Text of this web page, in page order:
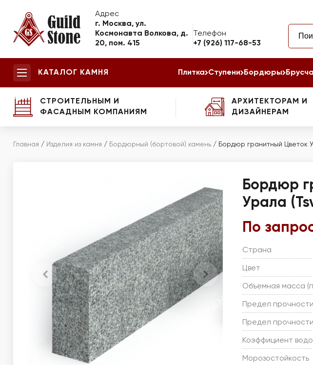
Адрес
г. Москва, ул.
Космонавта Волкова, д.
20, пом. 415
Телефон
+7 (926) 117-68-53
КАТАЛОГ КАМНЯ Плитка Ступени Бордюры
СТРОИТЕЛЬНЫМ И
ФАСАДНЫМ КОМПАНИЯМ
АРХИТЕКТОРАМ И
ДИЗАЙНЕРАМ
Главная / Изделия из камня / Бордюрный (бортовой) камень / Бордюр гранитный Цветок
Бордюр
Урала
По
Страна
Цвет
Объемная масса
Предел
Предел
Коэффициент
Морозостойкость